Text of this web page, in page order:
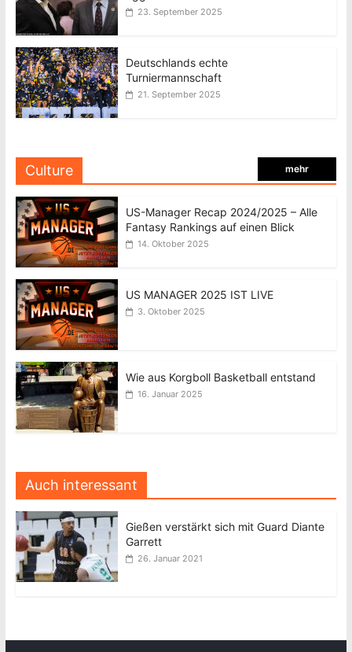
23. September 2025
Deutschlands echte
Turniermannschaft
21. September 2025
Culture mehr
US-Manager Recap 2024/2025 – Alle
Fantasy Rankings auf einen Blick
14. Oktober 2025
US MANAGER 2025 IST LIVE
3. Oktober 2025
Wie aus Korgboll Basketball entstand
16. Januar 2025
Auch interessant
Gießen verstärkt sich mit Guard Diante
Garrett
26. Januar 2021